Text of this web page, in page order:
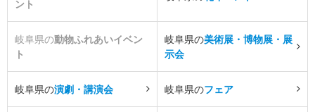
ント
岐阜県の動物ふれあいイベン
ト
岐阜県の美術展・博物展・展
示会
岐阜県の演劇・講演会 岐阜県のフェア